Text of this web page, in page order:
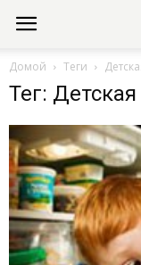
Консультации
психолога
онлайн
Домой Теги
Тег: